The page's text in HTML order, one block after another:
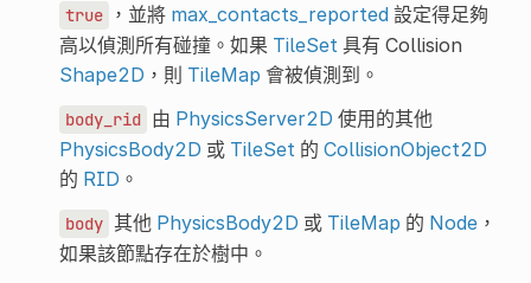
true ，並將 max_contacts_reported設定得足夠
高以偵測所有碰撞。如果 TileSet 具有 Collision
Shape2D ，則 TileMap 會被偵測到。
body_rid 由 PhysicsServer2D 使用的其他
PhysicsBody2D 或 TileSet 的 CollisionObject2D
的 RID 。
body 其他 PhysicsBody2D 或 TileMap 的 Node，
如果該節點存在於樹中。